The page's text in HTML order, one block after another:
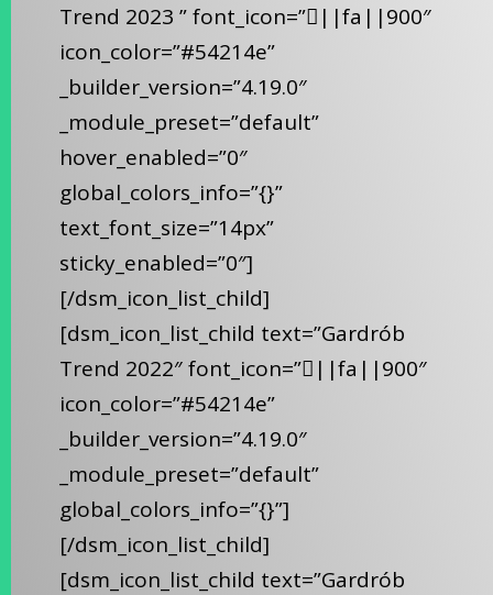
Trend 2023 ” font_icon=”||fa||900″
icon_color=”#54214e”
_builder_version=”4.19.0″
_module_preset=”default”
hover_enabled=”0″
global_colors_info=”{}”
text_font_size=”14px”
sticky_enabled=”0″]
[/dsm_icon_list_child]
[dsm_icon_list_child text=”Gardrób
Trend 2022″ font_icon=”||fa||900″
icon_color=”#54214e”
_builder_version=”4.19.0″
_module_preset=”default”
global_colors_info=”{}”]
[/dsm_icon_list_child]
[dsm_icon_list_child text=”Gardrób